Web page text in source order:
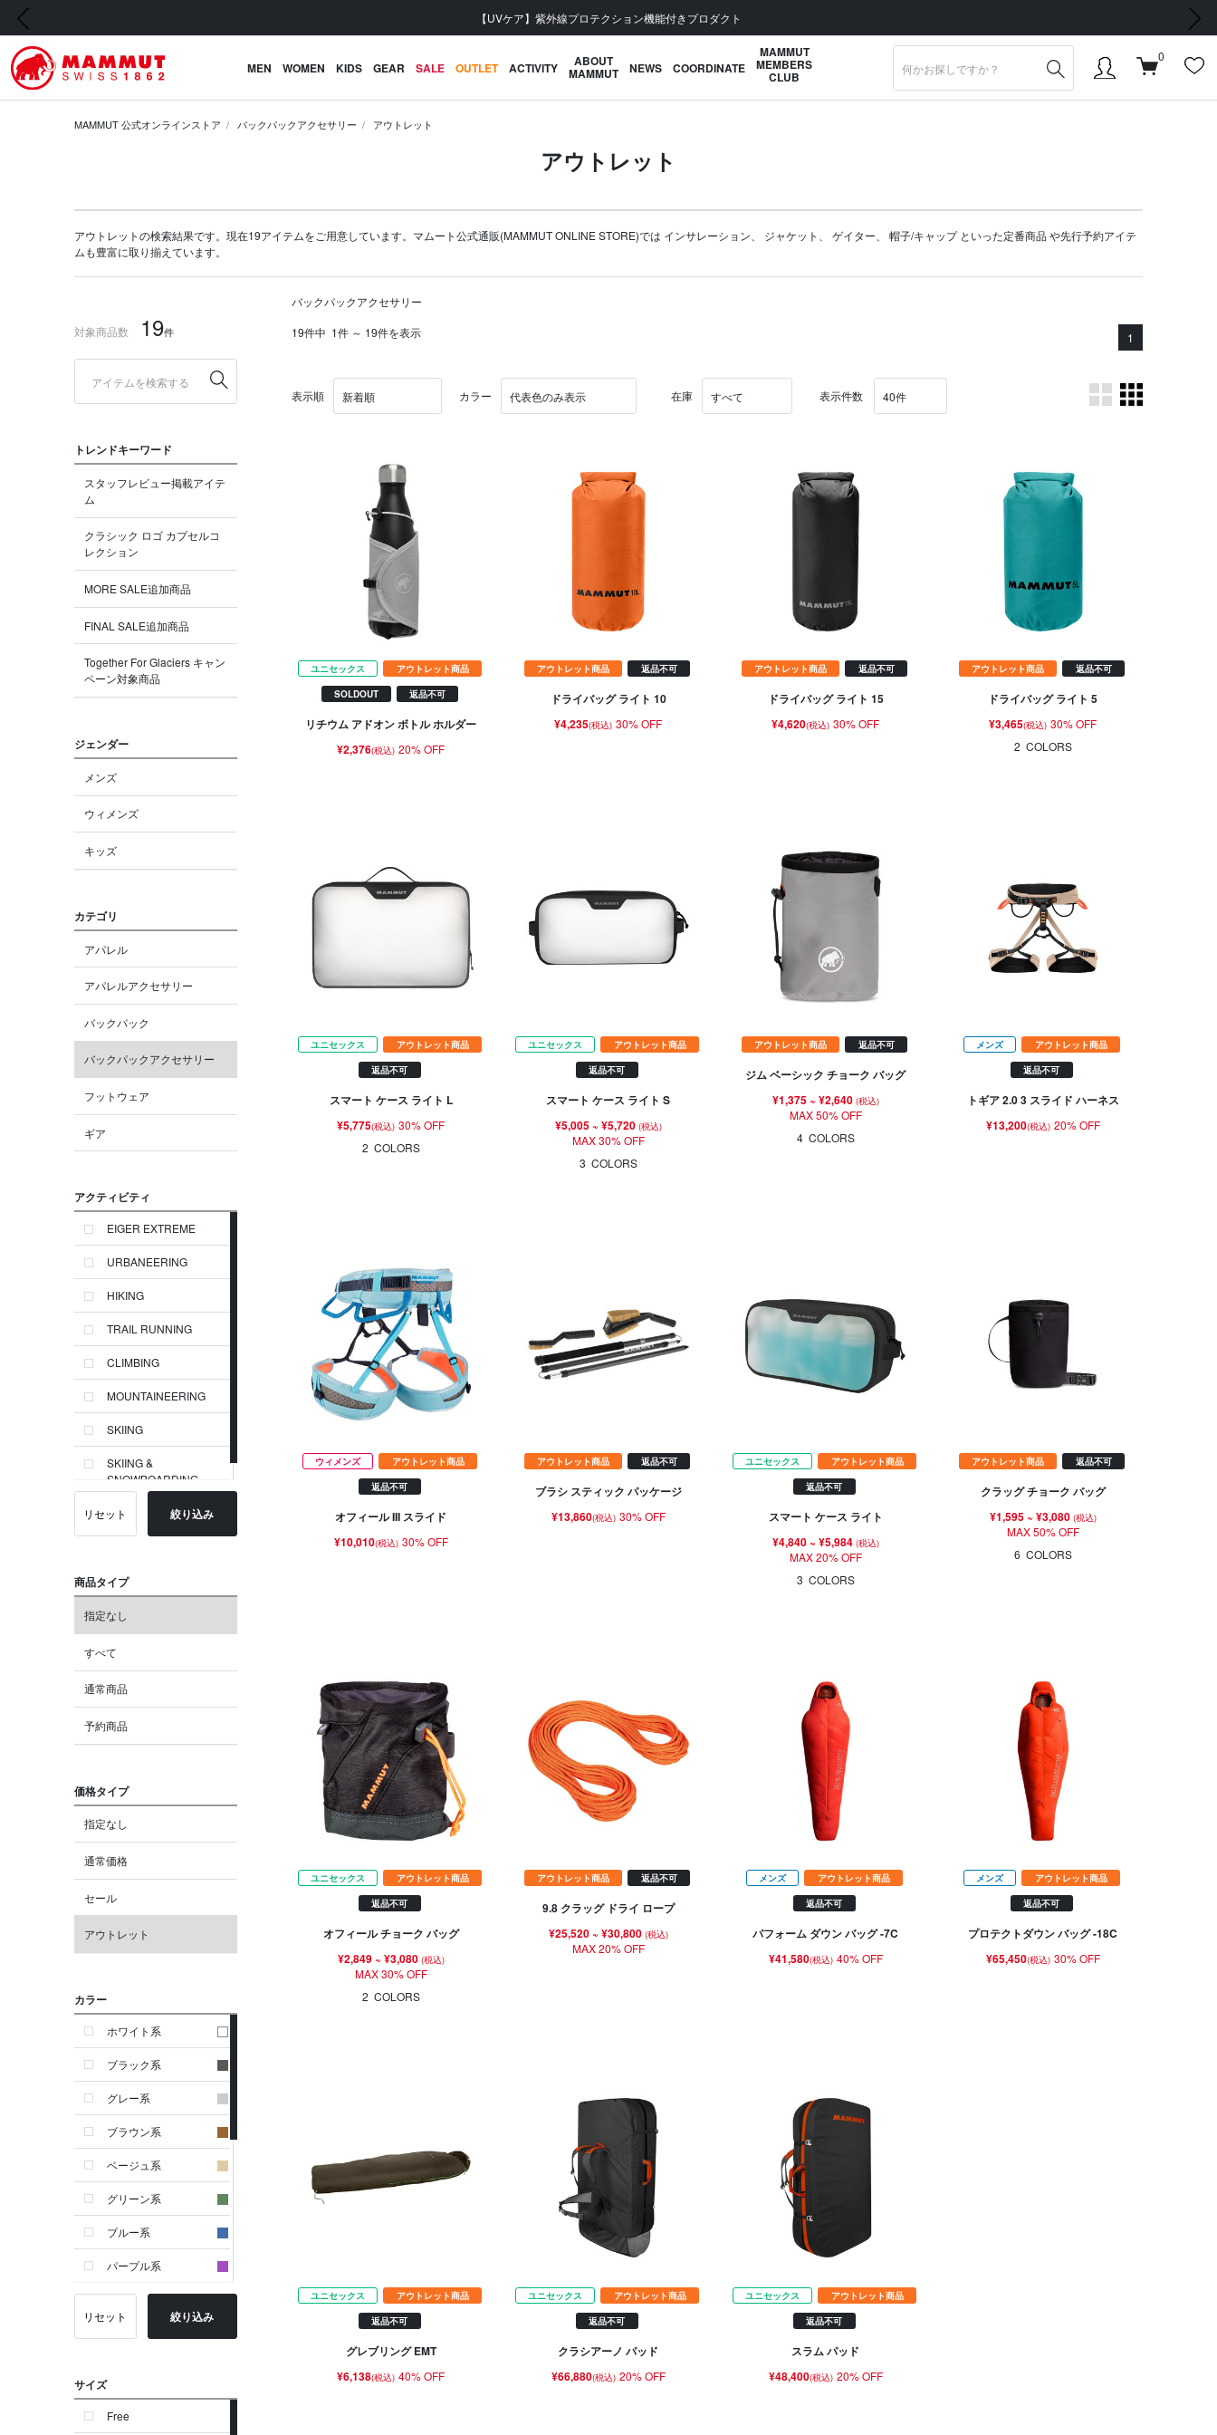
【UVケア】紫外線プロテクション機能付きプロダクト
前の画像 次の画像
MEN WOMEN KIDS GEAR SALE OUTLET ACTIVITY ABOUT
MAMMUT NEWS COORDINATE
MAMMUT
MEMBERS
CLUB
0
MAMMUT 公式オンラインストア バックパックアクセサリー アウトレット
アウトレット
アウトレットの検索結果です。現在19アイテムをご用意しています。マムート公式通販(MAMMUT ONLINE STORE)では インサレーション ジャケット ゲイター 帽子/キャップといった定番商品 や先行予約アイテ
ムも豊富に取り揃えています。
対象商品数 19件
トレンドキーワード
スタッフレビュー掲載アイテ
ム
クラシック ロゴ カプセルコ
レクション
MORE SALE追加商品
FINAL SALE追加商品
Together For Glaciers キャン
ペーン対象商品
ジェンダー
メンズ
ウィメンズ
キッズ
カテゴリ
アパレル
アパレルアクセサリー
バックパック
バックパックアクセサリー
フットウェア
ギア
アクティビティ
EIGER EXTREME
URBANEERING
HIKING
TRAIL RUNNING
CLIMBING
MOUNTAINEERING
SKIING
SKIING &
SNOWBOARDING
リセット 絞り込み
商品タイプ
指定なし
すべて
通常商品
予約商品
価格タイプ
指定なし
通常価格
セール
アウトレット
カラー
ホワイト系
ブラック系
グレー系
ブラウン系
ベージュ系
グリーン系
ブルー系
パープル系
イエロー系
オレンジ系
リセット 絞り込み
サイズ
Free
バックパックアクセサリー
19件中 1件 ～ 19件を表示 1
表示順 カラー 在庫 表示件数
ユニセックス アウトレット商品
SOLDOUT 返品不可
リチウム アドオン ボトル ホルダー
¥2,376(税込) 20% OFF
アウトレット商品 返品不可
ドライバッグ ライト 10
¥4,235(税込) 30% OFF
アウトレット商品 返品不可
ドライバッグ ライト 15
¥4,620(税込) 30% OFF
アウトレット商品 返品不可
ドライバッグ ライト 5
¥3,465(税込) 30% OFF
2 COLORS
ユニセックス アウトレット商品
返品不可
スマート ケース ライト L
¥5,775(税込) 30% OFF
2 COLORS
ユニセックス アウトレット商品
返品不可
スマート ケース ライト S
¥5,005~ ¥5,720 (税込)
MAX 30% OFF
3 COLORS
アウトレット商品 返品不可
ジム ベーシック チョーク バッグ
¥1,375~ ¥2,640 (税込)
MAX 50% OFF
4 COLORS
メンズ アウトレット商品
返品不可
トギア 2.0 3 スライド ハーネス
¥13,200(税込) 20% OFF
ウィメンズ アウトレット商品
返品不可
オフィール III スライド
¥10,010(税込) 30% OFF
アウトレット商品 返品不可
ブラシ スティック パッケージ
¥13,860(税込) 30% OFF
ユニセックス アウトレット商品
返品不可
スマート ケース ライト
¥4,840~ ¥5,984 (税込)
MAX 20% OFF
3 COLORS
アウトレット商品 返品不可
クラッグ チョーク バッグ
¥1,595~ ¥3,080 (税込)
MAX 50% OFF
6 COLORS
ユニセックス アウトレット商品
返品不可
オフィール チョーク バッグ
¥2,849~ ¥3,080 (税込)
MAX 30% OFF
2 COLORS
アウトレット商品 返品不可
9.8 クラッグ ドライ ロープ
¥25,520~ ¥30,800 (税込)
MAX 20% OFF
メンズ アウトレット商品
返品不可
パフォーム ダウン バッグ -7C
¥41,580(税込) 40% OFF
メンズ アウトレット商品
返品不可
プロテクトダウン バッグ -18C
¥65,450(税込) 30% OFF
ユニセックス アウトレット商品
返品不可
グレブリング EMT
¥6,138(税込) 40% OFF
ユニセックス アウトレット商品
返品不可
クラシアーノ パッド
¥66,880(税込) 20% OFF
ユニセックス アウトレット商品
返品不可
スラム パッド
¥48,400(税込) 20% OFF